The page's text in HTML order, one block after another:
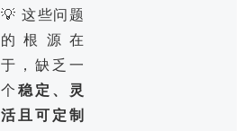
💡 这些问题
的根源在
于，缺乏一
个 稳定、灵
活且可定制